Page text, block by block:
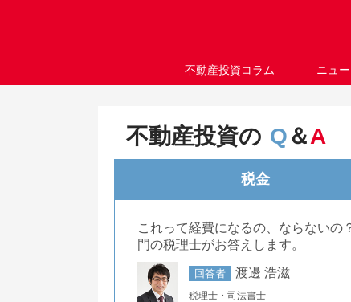
不動産投資コラム ニュ
不動産投資の Q＆A
税金
これって経費になるの、ならないの
門の税理士がお答えします。
回答者 渡邊 浩滋
税理士・司法書士